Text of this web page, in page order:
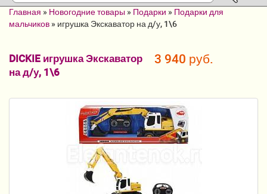
Кроватки для новорожденных
Конверты, муфты
Детский транспорт
Летние товары
Мебель и аксессуары
Постельные принадлежности
Главная » Новогодние товары » Подарки » Подарки для
мальчиков » игрушка Экскаватор на д/у, 1\6
DICKIE игрушка Экскаватор
на д/у, 1\6
3 940 руб.